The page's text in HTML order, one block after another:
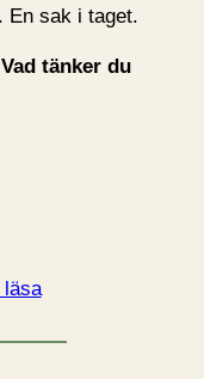
En sak i taget.
Vad tänker du